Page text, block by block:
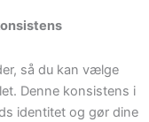
så du kan vælge
Denne konsistens i
identitet og gør dine